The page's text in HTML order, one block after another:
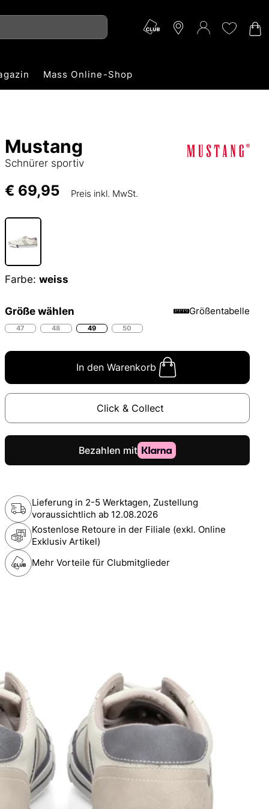
Mass Online-Shop
Mustang
Schnürer sportiv
€ 69,95 Preis inkl. MwSt.
Farbe: weiss
Größe wählen Größentabelle
47 48 49 50
In den Warenkorb
Click & Collect
Lieferung in 2-5 Werktagen, Zustellung
voraussichtlich ab 12.08.2026
Kostenlose Retoure in der Filiale (exkl. Online
Exklusiv Artikel)
Mehr Vorteile für Clubmitglieder